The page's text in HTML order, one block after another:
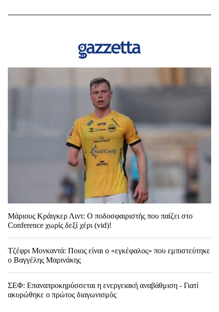
Μάριους Κράιγκερ Λιντ: Ο ποδοσφαιριστής που παίζει στο
Conference χωρίς δεξί χέρι (vid)!
Τζέφρι Μονκαντά: Ποιος είναι ο «εγκέφαλος» που εμπιστεύτηκε
ο Βαγγέλης Μαρινάκης
ΣΕΦ: Επαναπροκηρύσσεται η ενεργειακή αναβάθμιση - Γιατί
ακυρώθηκε ο πρώτος διαγωνισμός